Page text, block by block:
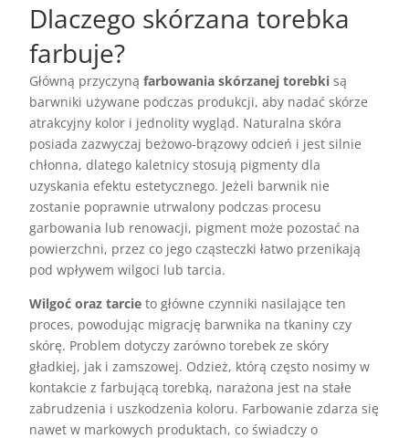
Dlaczego skórzana torebka
farbuje?
Główną przyczynąfarbowania skórzanej torebki są
barwniki używane podczas produkcji, aby nadać skórze
atrakcyjny kolor i jednolity wygląd. Naturalna skóra
posiada zazwyczaj beżowo-brązowy odcień i jest silnie
chłonna, dlatego kaletnicy stosują pigmenty dla
uzyskania efektu estetycznego. Jeżeli barwnik nie
zostanie poprawnie utrwalony podczas procesu
garbowania lub renowacji, pigment może pozostać na
powierzchni, przez co jego cząsteczki łatwo przenikają
pod wpływem wilgoci lub tarcia.
Wilgoć oraz tarcie to główne czynniki nasilające ten
proces, powodując migrację barwnika na tkaniny czy
skórę. Problem dotyczy zarówno torebek ze skóry
gładkiej, jak i zamszowej. Odzież, którą często nosimy w
kontakcie z farbującą torebką, narażona jest na stałe
zabrudzenia i uszkodzenia koloru. Farbowanie zdarza się
nawet w markowych produktach, co świadczy o